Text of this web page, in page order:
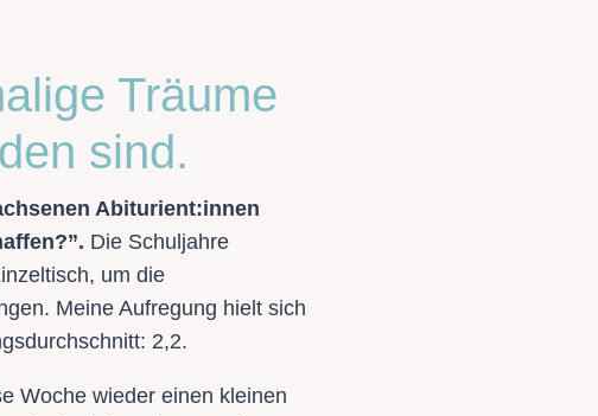
Träume
sind.
Abiturient:innen
Die Schuljahre
um die
Meine Aufregung hielt sich
2,2.
Woche wieder einen kleinen